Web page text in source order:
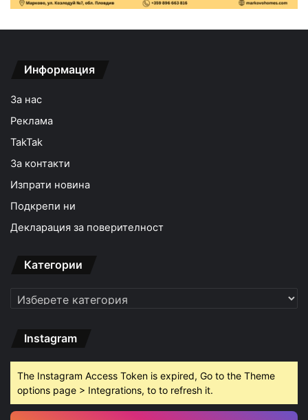
Информация
За нас
Реклама
TakTak
За контакти
Изпрати новина
Подкрепи ни
Декларация за поверителност
Категории
Категории
Instagram
The Instagram Access Token is expired, Go to the Theme
options page > Integrations, to to refresh it.